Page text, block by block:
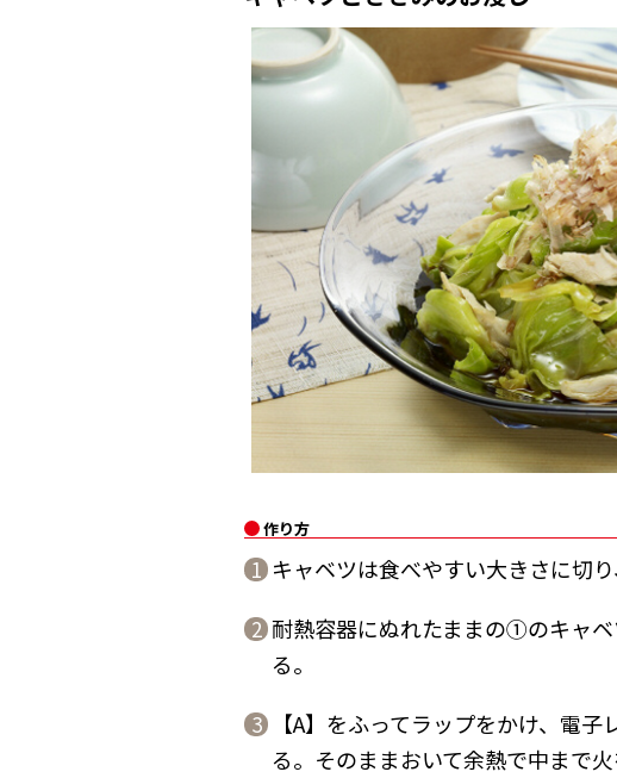
カテゴリー別
かつおパック 煮干
作り方
1 キャベツは食べやすい大きさに切り
2 耐熱容器にぬれたままの①のキャ
る。
3
【A】をふってラップをかけ、電
る。そのままおいて余熱で中まで